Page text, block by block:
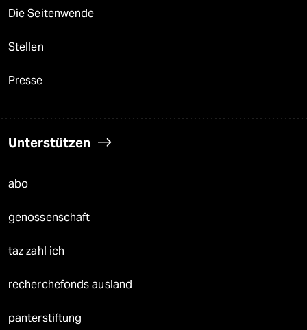
Die Seitenwende
Stellen
Presse
Unterstützen
abo
genossenschaft
taz zahl ich
recherchefonds ausland
panterstiftung